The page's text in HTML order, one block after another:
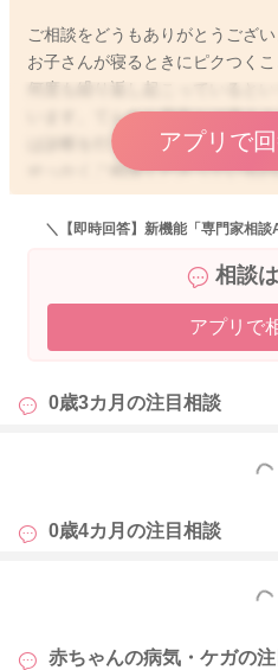
ご相談をどうもありがとうござい
お子さんが寝るときにピクつくこ
います。てんかん発作とは違う
は診断を行うことができません。
せっかくご相談くださっている
とてもご心配だと思いますので
なようでしたら、収めていただ
先生に直接見てもらうことで、
思います。。
ヌースが見られることもあるの
はっきりとしたお返事ができず
アプリで
＼【即時回答】新機能「専門家相
相談
アプリで
0歳3カ月の注目相談
もっと
0歳4カ月の注目相談
もっと
赤ちゃんの病気・ケガの